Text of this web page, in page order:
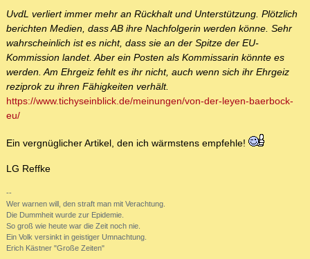
UvdL verliert immer mehr an Rückhalt und Unterstützung. Plötzlich
berichten Medien, dass AB ihre Nachfolgerin werden könne. Sehr
wahrscheinlich ist es nicht, dass sie an der Spitze der EU-
Kommission landet. Aber ein Posten als Kommissarin könnte es
werden. Am Ehrgeiz fehlt es ihr nicht, auch wenn sich ihr Ehrgeiz
reziprok zu ihren Fähigkeiten verhält.
https://www.tichyseinblick.de/meinungen/von-der-leyen-baerbock-
eu/
Ein vergnüglicher Artikel, den ich wärmstens empfehle!
LG Reffke
--
Wer warnen will, den straft man mit Verachtung.
Die Dummheit wurde zur Epidemie.
So groß wie heute war die Zeit noch nie.
Ein Volk versinkt in geistiger Umnachtung.
Erich Kästner "Große Zeiten"